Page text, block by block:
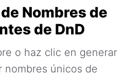
Nombres de
de DnD
o haz clic en generar
nombres únicos de